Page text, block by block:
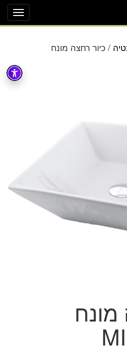
/ כיור רחצה מונח
מונח